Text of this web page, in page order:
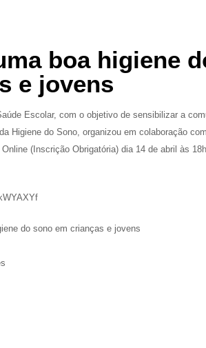
boa higiene
e jovens
Escolar, com o objetivo de sensibilizar a
Higiene do Sono, organizou em colaboração
(Inscrição Obrigatória) dia 14 de abril às
do sono em crianças e jovens